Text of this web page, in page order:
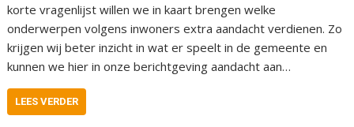
korte vragenlijst willen we in kaart brengen welke
onderwerpen volgens inwoners extra aandacht verdienen. Zo
krijgen wij beter inzicht in wat er speelt in de gemeente en
kunnen we hier in onze berichtgeving aandacht aan…
LEES VERDER